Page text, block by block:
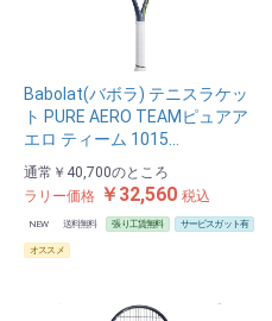
Babolat(バボラ) テニスラケッ
ト PURE AERO TEAMピュアア
エロ ティーム 1015…
通常 ￥40,700のところ
ラリー価格 ￥32,560 税込
NEW 送料無料 張り工賃無料 サービスガット有
オススメ